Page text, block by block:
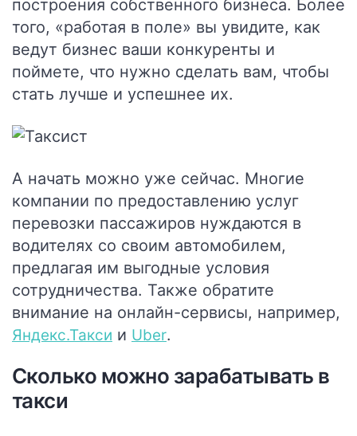
построения собственного бизнеса. Более
того, «работая в поле» вы увидите, как
ведут бизнес ваши конкуренты и
поймете, что нужно сделать вам, чтобы
стать лучше и успешнее их.
А начать можно уже сейчас. Многие
компании по предоставлению услуг
перевозки пассажиров нуждаются в
водителях со своим автомобилем,
предлагая им выгодные условия
сотрудничества. Также обратите
внимание на онлайн-сервисы, например,
Яндекс.Такси и Uber.
Сколько можно зарабатывать в
такси